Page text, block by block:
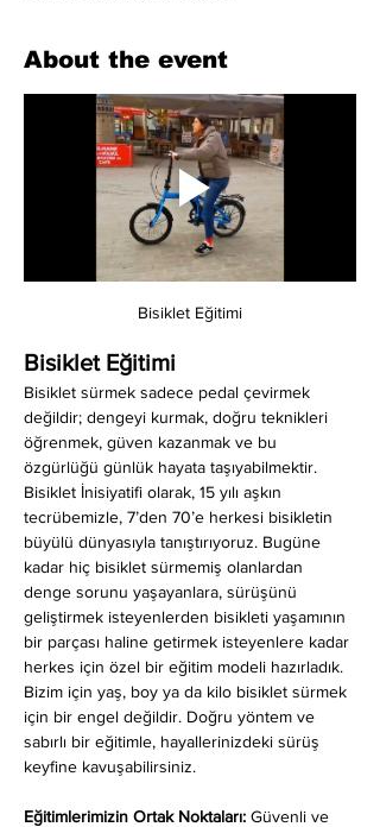
About the event
Bisiklet Eğitimi
Bisiklet Eğitimi
Bisiklet sürmek sadece pedal çevirmek
değildir; dengeyi kurmak, doğru teknikleri
öğrenmek, güven kazanmak ve bu
özgürlüğü günlük hayata taşıyabilmektir.
Bisiklet İnisiyatifi olarak, 15 yılı aşkın
tecrübemizle, 7’den 70’e herkesi bisikletin
büyülü dünyasıyla tanıştırıyoruz. Bugüne
kadar hiç bisiklet sürmemiş olanlardan
denge sorunu yaşayanlara, sürüşünü
geliştirmek isteyenlerden bisikleti yaşamının
bir parçası haline getirmek isteyenlere kadar
herkes için özel bir eğitim modeli hazırladık.
Bizim için yaş, boy ya da kilo bisiklet sürmek
için bir engel değildir. Doğru yöntem ve
sabırlı bir eğitimle, hayallerinizdeki sürüş
keyfine kavuşabilirsiniz.
Eğitimlerimizin Ortak Noktaları: Güvenli ve